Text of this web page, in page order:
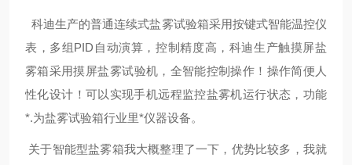
科迪生产的普通连续式盐雾试验箱采用按键式智能温控仪
表，多组PID自动演算，控制精度高，科迪生产触摸屏盐
雾箱采用摸屏盐雾​试验机，全智能控制操作！操作简便人
性化设计！可以 实现手机远程监控盐雾机运行状态，功能
*.为盐雾试验箱行业里*仪器设备。
关于智能型盐雾箱我大概整理了一下，优势比较多，我就